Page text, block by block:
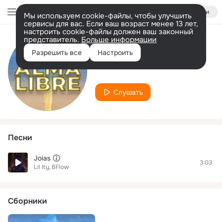
Войти
Мы используем cookie-файлы, чтобы улучшить
сервисы для вас. Если ваш возраст менее 13 лет,
настроить cookie-файлы должен ваш законный
представитель. Больше информации
Разрешить все Настроить
Исполнитель
Bflow
Слушать
Песни
Joias
Lil Ity BFlow
3:03
Сборники